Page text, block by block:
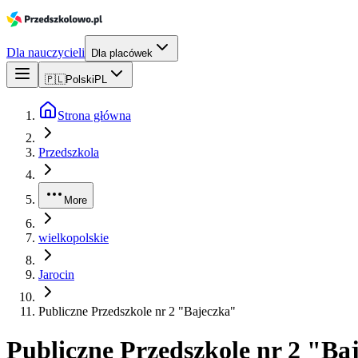
Dla nauczycieli Dla placówek
🇵🇱Polski PL
Strona główna
Przedszkola
More
wielkopolskie
Jarocin
Publiczne Przedszkole nr 2 "Bajeczka"
Publiczne Przedszkole nr 2